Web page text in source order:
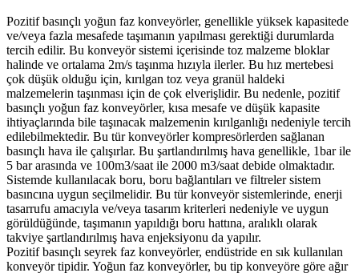
Pozitif basınçlı yoğun faz konveyörler, genellikle yüksek kapasitede
ve/veya fazla mesafede taşımanın yapılması gerektiği durumlarda
tercih edilir. Bu konveyör sistemi içerisinde toz malzeme bloklar
halinde ve ortalama 2m/s taşınma hızıyla ilerler. Bu hız mertebesi
çok düşük olduğu için, kırılgan toz veya granül haldeki
malzemelerin taşınması için de çok elverişlidir. Bu nedenle, pozitif
basınçlı yoğun faz konveyörler, kısa mesafe ve düşük kapasite
ihtiyaçlarında bile taşınacak malzemenin kırılganlığı nedeniyle tercih
edilebilmektedir. Bu tür konveyörler kompresörlerden sağlanan
basınçlı hava ile çalışırlar. Bu şartlandırılmış hava genellikle, 1bar ile
5 bar arasında ve 100m3/saat ile 2000 m3/saat debide olmaktadır.
Sistemde kullanılacak boru, boru bağlantıları ve filtreler sistem
basıncına uygun seçilmelidir. Bu tür konveyör sistemlerinde, enerji
tasarrufu amacıyla ve/veya tasarım kriterleri nedeniyle ve uygun
görüldüğünde, taşımanın yapıldığı boru hattına, aralıklı olarak
takviye şartlandırılmış hava enjeksiyonu da yapılır.
Pozitif basınçlı seyrek faz konveyörler, endüstride en sık kullanılan
konveyör tipidir. Yoğun faz konveyörler, bu tip konveyöre göre ağır